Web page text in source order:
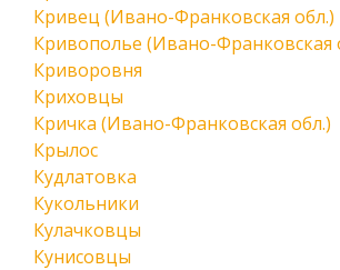
Кривец (Ивано-Франковская обл.)
Кривополье (Ивано-Франковская
Криворовня
Криховцы
Кричка (Ивано-Франковская обл.)
Крылос
Кудлатовка
Кукольники
Кулачковцы
Кунисовцы